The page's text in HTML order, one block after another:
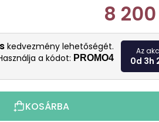
8
kedvezmény lehetőségét.
a kódot: PROMO4
Az
0d 3h
KOSÁRBA